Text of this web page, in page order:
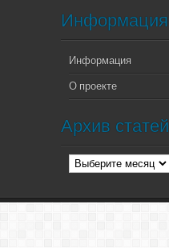
Информация
Информация
О проекте
Архив статей
Архив
статей